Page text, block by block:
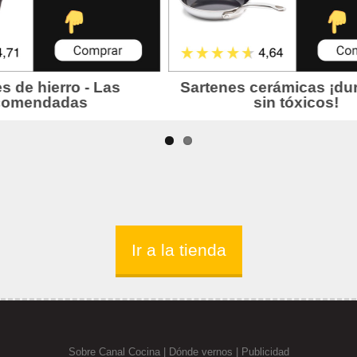
Ir a la tienda
Sobre Canal Cocina| Dónde vernos | Publicidad